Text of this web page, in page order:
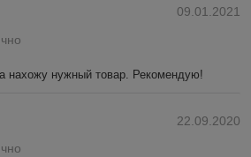
09.01.2021
нахожу нужный товар. Рекомендую!
22.09.2020